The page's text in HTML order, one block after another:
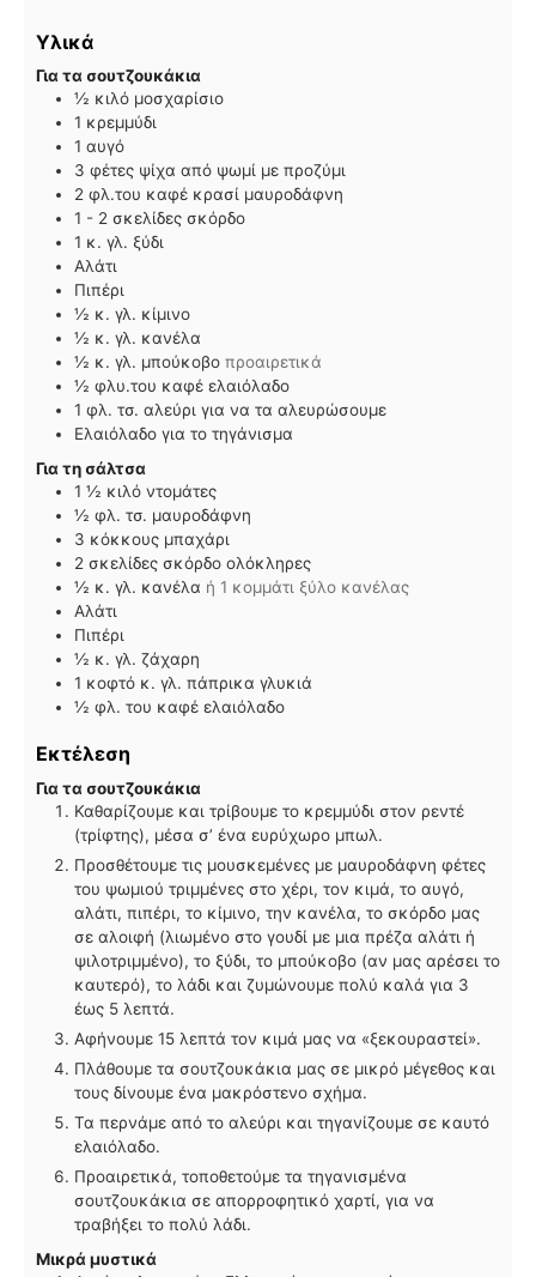
Υλικά
Για τα σουτζουκάκια
½ κιλό μοσχαρίσιο
1 κρεμμύδι
1 αυγό
3 φέτες ψίχα από ψωμί με προζύμι
2 φλ.του καφέ κρασί μαυροδάφνη
1 - 2 σκελίδες σκόρδο
1 κ. γλ. ξύδι
Αλάτι
Πιπέρι
½ κ. γλ. κίμινο
½ κ. γλ. κανέλα
½ κ. γλ. μπούκοβο προαιρετικά
½ φλυ.του καφέ ελαιόλαδο
1 φλ. τσ. αλεύρι για να τα αλευρώσουμε
Ελαιόλαδο για το τηγάνισμα
Για τη σάλτσα
1 ½ κιλό ντομάτες
½ φλ. τσ. μαυροδάφνη
3 κόκκους μπαχάρι
2 σκελίδες σκόρδο ολόκληρες
½ κ. γλ. κανέλα ή 1 κομμάτι ξύλο κανέλας
Αλάτι
Πιπέρι
½ κ. γλ. ζάχαρη
1 κοφτό κ. γλ. πάπρικα γλυκιά
½ φλ. του καφέ ελαιόλαδο
Εκτέλεση
Για τα σουτζουκάκια
Καθαρίζουμε και τρίβουμε το κρεμμύδι στον ρεντέ
(τρίφτης), μέσα σ’ ένα ευρύχωρο μπωλ.
Προσθέτουμε τις μουσκεμένες με μαυροδάφνη φέτες
του ψωμιού τριμμένες στο χέρι, τον κιμά, το αυγό,
αλάτι, πιπέρι, το κίμινο, την κανέλα, το σκόρδο μας
σε αλοιφή (λιωμένο στο γουδί με μια πρέζα αλάτι ή
ψιλοτριμμένο), το ξύδι, το μπούκοβο (αν μας αρέσει το
καυτερό), το λάδι και ζυμώνουμε πολύ καλά για 3
έως 5 λεπτά.
Αφήνουμε 15 λεπτά τον κιμά μας να «ξεκουραστεί».
Πλάθουμε τα σουτζουκάκια μας σε μικρό μέγεθος και
τους δίνουμε ένα μακρόστενο σχήμα.
Τα περνάμε από το αλεύρι και τηγανίζουμε σε καυτό
ελαιόλαδο.
Προαιρετικά, τοποθετούμε τα τηγανισμένα
σουτζουκάκια σε απορροφητικό χαρτί, για να
τραβήξει το πολύ λάδι.
Μικρά μυστικά